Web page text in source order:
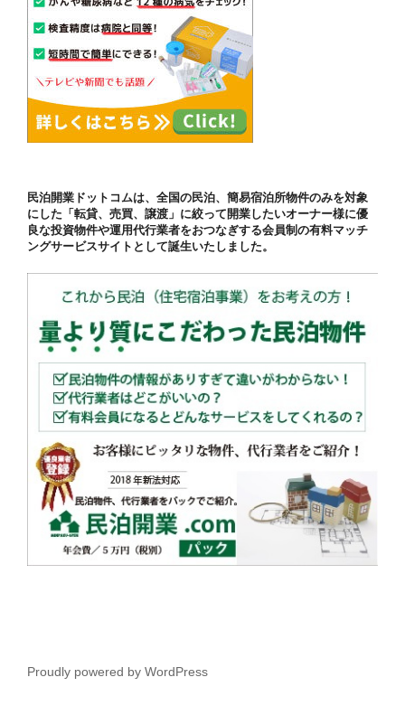
民泊開業ドットコムは、全国の民泊、簡易宿泊所物件のみを対象
にした「転貸、売買、譲渡」に絞って開業したいオーナー様に優
良な投資物件や運用代行業者をおつなぎする会員制の有料マッチ
ングサービスサイトとして誕生いたしました。
Proudly powered by WordPress